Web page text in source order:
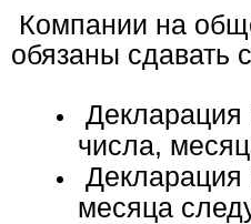
Компании на
обязаны сдавать
числа,
месяца